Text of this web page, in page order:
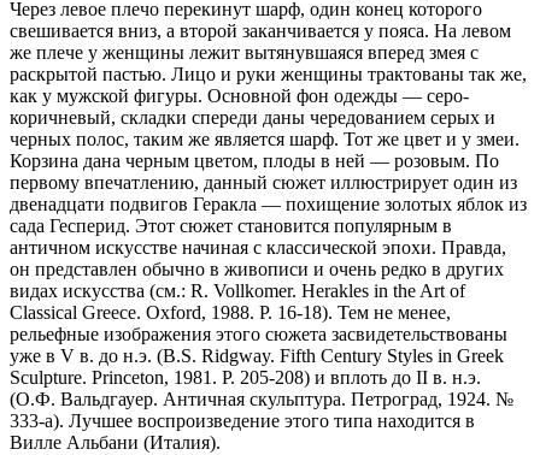
Через левое плечо перекинут шарф, один конец которого
свешивается вниз, а второй заканчивается у пояса. На левом
же плече у женщины лежит вытянувшаяся вперед змея с
раскрытой пастью. Лицо и руки женщины трактованы так же,
как у мужской фигуры. Основной фон одежды — серо-
коричневый, складки спереди даны чередованием серых и
черных полос, таким же является шарф. Тот же цвет и у змеи.
Корзина дана черным цветом, плоды в ней — розовым. По
первому впечатлению, данный сюжет иллюстрирует один из
двенадцати подвигов Геракла — похищение золотых яблок из
сада Гесперид. Этот сюжет становится популярным в
античном искусстве начиная с классической эпохи. Правда,
он представлен обычно в живописи и очень редко в других
видах искусства (см.: R. Vollkomer. Herakles in the Art of
Classical Greece. Oxford, 1988. P. 16-18). Тем не менее,
рельефные изображения этого сюжета засвидетельствованы
уже в V в. до н.э. (B.S. Ridgway. Fifth Century Styles in Greek
Sculpture. Princeton, 1981. P. 205-208) и вплоть до II в. н.э.
(О.Ф. Вальдгауер. Античная скульптура. Петроград, 1924. №
333-а). Лучшее воспроизведение этого типа находится в
Вилле Альбани (Италия).